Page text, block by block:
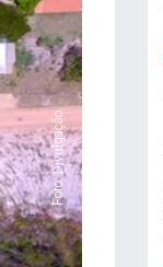
Foto: Divulgação